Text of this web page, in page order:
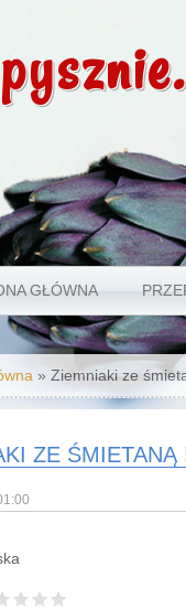
pysznie.
GŁÓWNA
» Ziemniaki ze
ZE ŚMIETANĄ